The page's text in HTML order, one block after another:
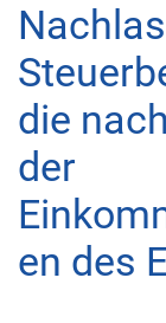
die
der
en des